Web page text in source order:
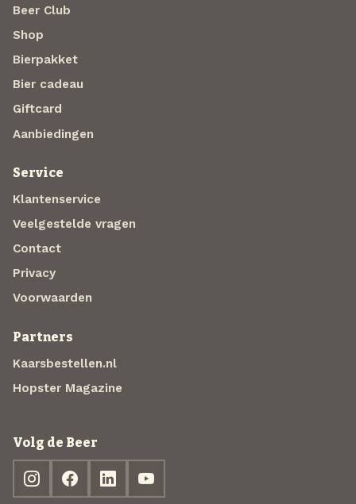
Beer Club
Shop
Bierpakket
Bier cadeau
Giftcard
Aanbiedingen
Service
Klantenservice
Veelgestelde vragen
Contact
Privacy
Voorwaarden
Partners
Kaarsbestellen.nl
Hopster Magazine
Volg de Beer